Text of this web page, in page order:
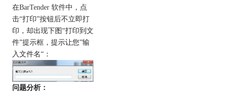
在BarTender 软件中，点
击“打印”按钮后不立即打
印，却出现下图“打印到文
件”提示框，提示让您”输
入文件名“：
问题分析：